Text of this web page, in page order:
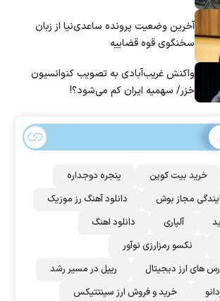
آخرین وضعیت پرونده ساعدی‌نیا از زبان
سخنگوی قوه قضاییه
واکنش غریب‌آبادی به تصویب کنوانسیون
خزر/ سهمیه ایران کم می‌شود؟!
خرید بیت کوین
پنجره دوجداره
مجاز بوش
دانلود آهنگ رز‌ موزیک
آلپاری
دانلود اهنگ
نکسو رمزارزی نوآور
های ارز دیجیتال
ریپل در مسیر رشد
خرید و فروش ارز سینتتیکس